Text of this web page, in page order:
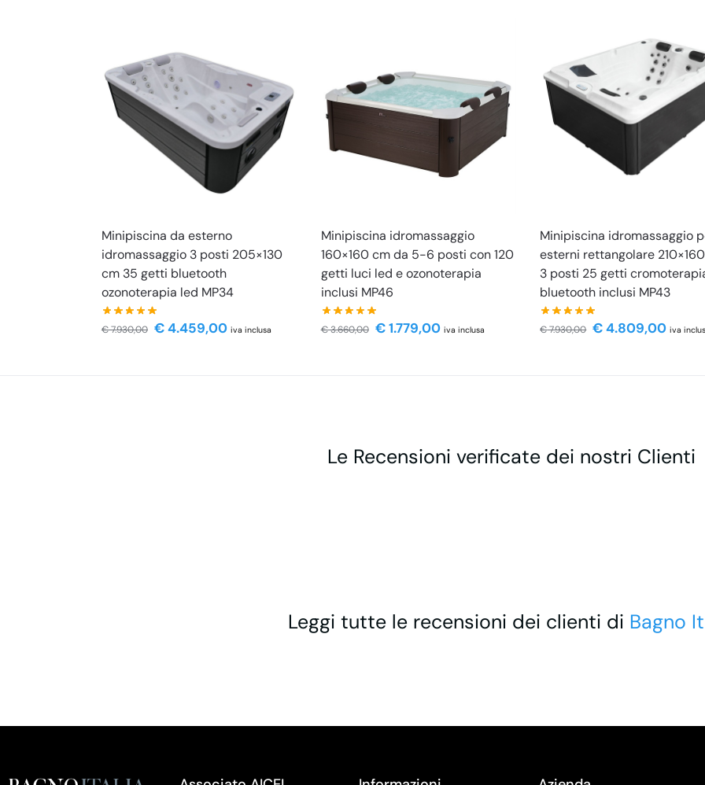
Minipiscina da esterno
idromassaggio 3 posti 205×130
cm 35 getti bluetooth
ozonoterapia led MP34
€7.930,00 €4.459,00 iva inclusa
Minipiscina idromassaggio
160×160 cm da 5-6 posti con 120
getti luci led e ozonoterapia
inclusi MP46
€3.660,00 €1.779,00 iva inclusa
Minipiscina idromassaggio
esterni rettangolare
3 posti 25 getti
bluetooth inclusi MP43
€7.930,00 €4.809,00 iva
Le Recensioni verificate dei nostri Clienti
Leggi tutte le recensioni dei clienti di Bagno